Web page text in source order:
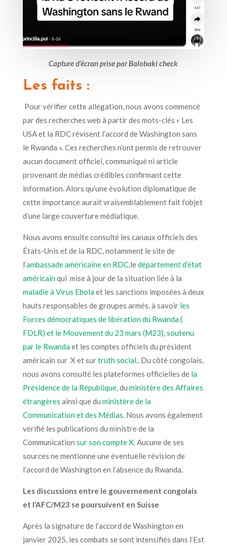
Capture d’écran prise par Balobaki check
Les faits :
Pour vérifier cetteallégation, nous avons commencé
par des recherches web à partir des mots-clés « Les
USA et la RDC révisent l’accord de Washington sans
le Rwanda ».Ces recherches n’ont permis de retrouver
aucun document officiel,communiquéni article
provenant de médias crédibles confirmant cette
information. Alors qu’une évolution diplomatique de
cette importance aurait vraisemblablement fait l’objet
d’une large couverture médiatique.
Nous avons ensuite consulté les canaux officiels des
États-Unis et de la RDC,notamment le site de
l’ambassade américaine en RDC,ledépartement d’état
américainqui mise à jour de la situation liée à la
maladie à Virus Ebolaet les sanctions imposées à deux
hauts responsables de groupes armés, à savoir les
Forces démocratiques de libération du Rwanda (
FDLR) et le Mouvement du 23 mars (M23), soutenu
par le Rwandaet les comptes officiels du président
américain sur X etsurtruth social..Du côté congolais,
nous avons consultéles plateformes officielles de la
Présidence de la République, du ministère des Affaires
étrangères ainsi que du ministère de la
Communication et des Médias. Nous avons également
vérifié les publications du ministre de la
Communication sur son compte X. Aucunede ses
sources ne mentionne uneéventuelle révision de
l’accord de Washington en l’absence du Rwanda.
Les discussionsentre le gouvernement congolais
et l’AFC/M23 se poursuivent en Suisse
Après la signature de l’accord de Washington en
janvier 2025, les combats se sont intensifiés dans l’Est